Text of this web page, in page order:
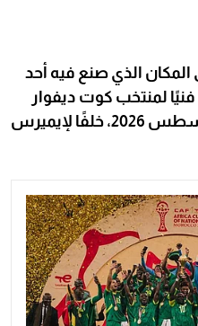
المكان الذي صنع فيه أحد
فنيًا لمنتخب كوت ديفوار
للمرة الثانية، يوم الثلاثاء 4 أغسطس 2026، خلفًا لإيميرس